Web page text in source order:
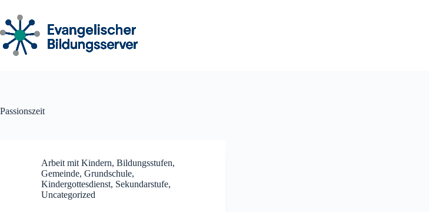
Inhalt
springen
Passionszeit
Arbeit mit Kindern, Bildungsstufen,
Gemeinde, Grundschule,
Kindergottesdienst, Sekundarstufe,
Uncategorized